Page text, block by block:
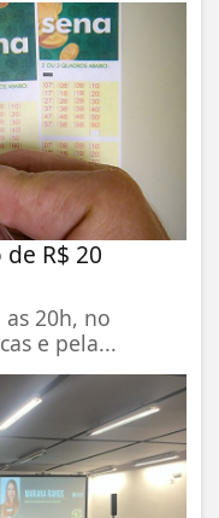
R$ 20
20h, no
e pela...